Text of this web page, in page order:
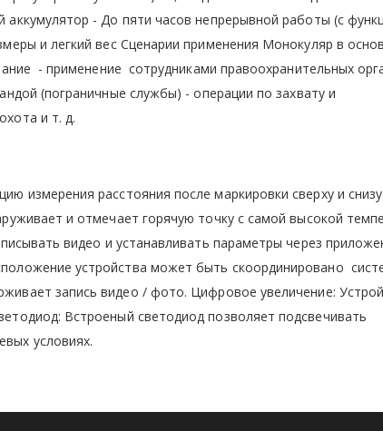
- До пяти часов непрерывной работы (с
и легкий вес Сценарии применения Монокуляр в
- применение сотрудниками правоохранительных
(пограничные службы) - операции по захвату и
и т. д.
измерения расстояния после маркировки сверху и
и отмечает горячую точку с самой высокой
видео и устанавливать параметры через
устройства может быть скоординировано
запись видео / фото. Цифровое увеличение:
Встроеный светодиод позволяет подсвечивать
условиях.